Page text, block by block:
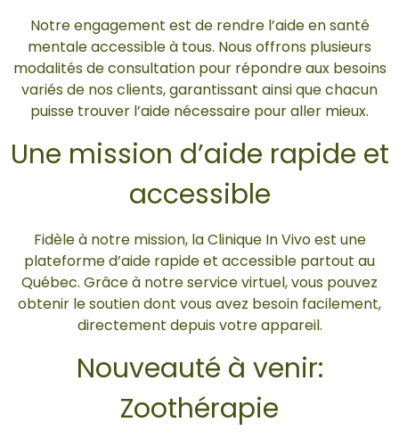
Notre engagement est de rendre l’aide en santé
mentale accessible à tous. Nous offrons plusieurs
modalités de consultation pour répondre aux besoins
variés de nos clients, garantissant ainsi que chacun
puisse trouver l’aide nécessaire pour aller mieux.
Une mission d’aide rapide et
accessible
Fidèle à notre mission, la Clinique In Vivo est une
plateforme d’aide rapide et accessible partout au
Québec. Grâce à notre service virtuel, vous pouvez
obtenir le soutien dont vous avez besoin facilement,
directement depuis votre appareil.
Nouveauté à venir:
Zoothérapie